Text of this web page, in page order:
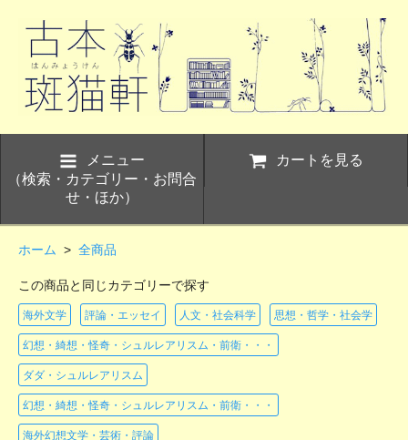
メニュー
（検索・カテゴリー・お問合
せ・ほか）
カートを見る
ホーム > 全商品
この商品と同じカテゴリーで探す
海外文学 評論・エッセイ 人文・社会科学 思想・哲学・社会学
幻想・綺想・怪奇・シュルレアリスム・前衛・・・
ダダ・シュルレアリスム
幻想・綺想・怪奇・シュルレアリスム・前衛・・・
海外幻想文学・芸術・評論